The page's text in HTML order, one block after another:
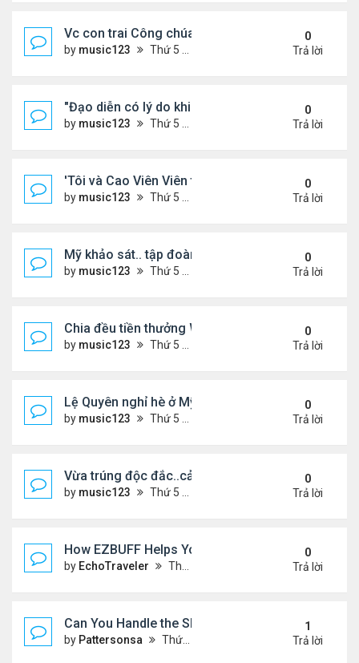
Vc con trai Công chúa Anne 'chiếm spotlight' ...
by music123 Thứ 5 Tháng 7 09, 2026 8:14 pm
0
Trả lời
"Đạo diễn có lý do khi chọn chị Tăng Thanh Hà "
by music123 Thứ 5 Tháng 7 09, 2026 8:13 pm
0
Trả lời
'Tôi và Cao Viên Viên tâm đầu ý hợp'
by music123 Thứ 5 Tháng 7 09, 2026 8:11 pm
0
Trả lời
Mỹ khảo sát.. tập đoàn Hàn Quốc
by music123 Thứ 5 Tháng 7 09, 2026 8:05 pm
0
Trả lời
Chia đều tiền thưởng World Cup với đội tuyển
by music123 Thứ 5 Tháng 7 09, 2026 8:03 pm
0
Trả lời
Lệ Quyên nghỉ hè ở Mỹ với bạn trai
by music123 Thứ 5 Tháng 7 09, 2026 7:48 pm
0
Trả lời
Vừa trúng độc đắc..cả gia đình rơi vào mâu thuẫn
by music123 Thứ 5 Tháng 7 09, 2026 7:41 pm
0
Trả lời
How EZBUFF Helps You Buy POE 2 Currency for
by EchoTraveler Thứ 5 Tháng 7 09, 2026 7:22 pm
0
Trả lời
Can You Handle the Slope? A Guide to Endless Fun
by Pattersonsa Thứ 6 Tháng 3 27, 2026 6:25 pm
1
Trả lời